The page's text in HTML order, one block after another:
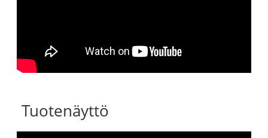
Tuotenäyttö